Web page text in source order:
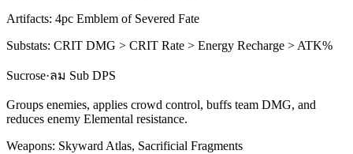
Artifacts: 4pc Emblem of Severed Fate
Substats: CRIT DMG > CRIT Rate > Energy Recharge > ATK%
Sucrose·ลม Sub DPS
Groups enemies, applies crowd control, buffs team DMG, and
reduces enemy Elemental resistance.
Weapons: Skyward Atlas, Sacrificial Fragments